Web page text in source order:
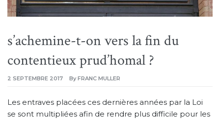
s’achemine-t-on vers la fin du
contentieux prud’homal ?
2 SEPTEMBRE 2017 By FRANC MULLER
Les entraves placées ces dernières années par la Loi
se sont multipliées afin de rendre plus difficile pour les